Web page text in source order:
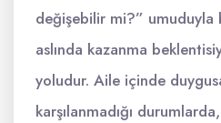
değişebilir mi?” umuduyla
aslında kazanma
yoludur. Aile içinde
karşılanmadığı